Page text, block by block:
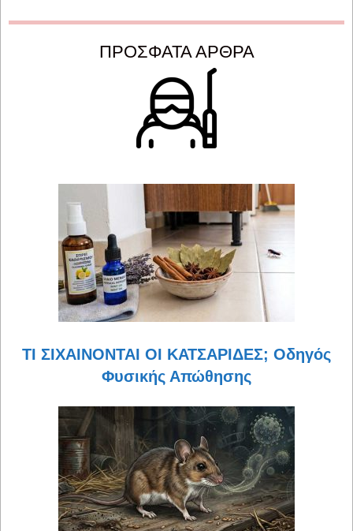
ΠΡΟΣΦΑΤΑ ΑΡΘΡΑ
ΤΙ ΣΙΧΑΙΝΟΝΤΑΙ ΟΙ ΚΑΤΣΑΡΙΔΕΣ; Οδηγός
Φυσικής Απώθησης